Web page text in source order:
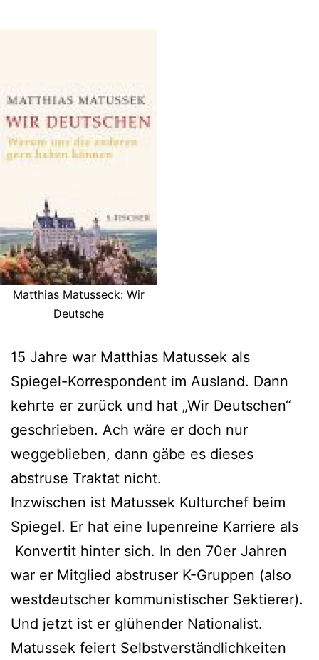
Matthias Matusseck: Wir
Deutsche
15 Jahre war Matthias Matussek als
Spiegel-Korrespondent im Ausland. Dann
kehrte er zurück und hat „Wir Deutschen“
geschrieben. Ach wäre er doch nur
weggeblieben, dann gäbe es dieses
abstruse Traktat nicht.
Inzwischen ist Matussek Kulturchef beim
Spiegel. Er hat eine lupenreine Karriere als
Konvertit hinter sich. In den 70er Jahren
war er Mitglied abstruser K-Gruppen (also
westdeutscher kommunistischer Sektierer).
Und jetzt ist er glühender Nationalist.
Matussek feiert Selbstverständlichkeiten